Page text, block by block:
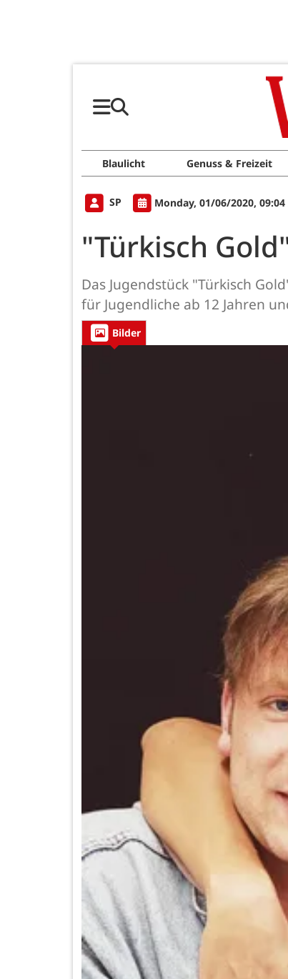
Blaulicht Genuss & Freizeit
SP Monday, 01/06/2020, 09:04
"Türkisch
Das Jugendstück "Türkisch
für Jugendliche ab 12 Jahren
Bilder